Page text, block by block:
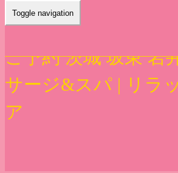
Toggle navigation
ご予約 茨城 坂東 岩
サージ&スパ | リラ
ア